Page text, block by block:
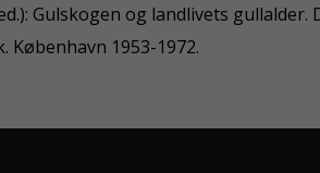
Gulskogen og landlivets gullalder.
København 1953-1972.